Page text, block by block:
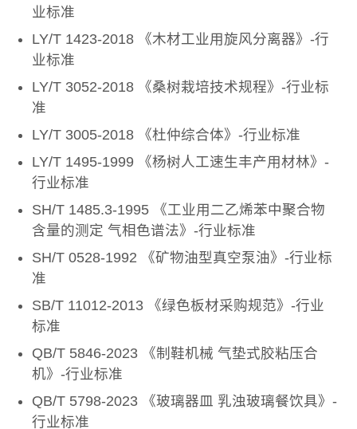
业标准
LY/T 1423-2018 《木材工业用旋风分离器》-行
业标准
LY/T 3052-2018 《桑树栽培技术规程》-行业标
准
LY/T 3005-2018 《杜仲综合体》-行业标准
LY/T 1495-1999 《杨树人工速生丰产用材林》-
行业标准
SH/T 1485.3-1995 《工业用二乙烯苯中聚合物
含量的测定 气相色谱法》-行业标准
SH/T 0528-1992 《矿物油型真空泵油》-行业标
准
SB/T 11012-2013 《绿色板材采购规范》-行业
标准
QB/T 5846-2023 《制鞋机械 气垫式胶粘压合
机》-行业标准
QB/T 5798-2023 《玻璃器皿 乳浊玻璃餐饮具》-
行业标准